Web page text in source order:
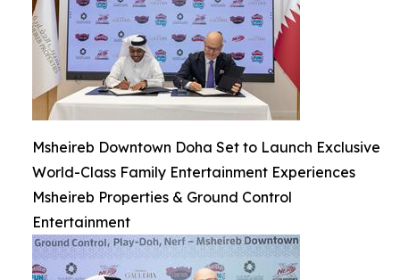
Msheireb Downtown Doha Set to Launch Exclusive
World-Class Family Entertainment Experiences
Msheireb Properties & Ground Control
Entertainment